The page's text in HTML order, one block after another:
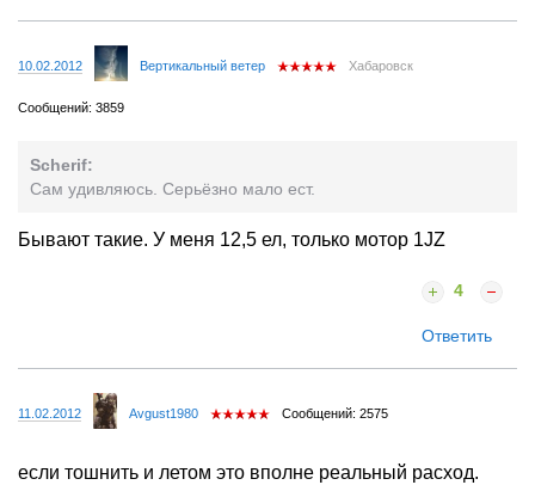
10.02.2012 Вертикальный ветер Хабаровск
Сообщений: 3859
Scherif:
Сам удивляюсь. Серьёзно мало ест.
Бывают такие. У меня 12,5 ел, только мотор 1JZ
4
Ответить
11.02.2012 Avgust1980 Сообщений: 2575
если тошнить и летом это вполне реальный расход.